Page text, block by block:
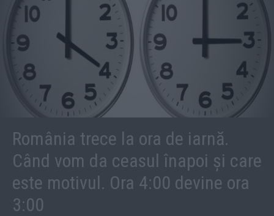
România trece la ora de iarnă.
Când vom da ceasul înapoi și care
este motivul. Ora 4:00 devine ora
3:00